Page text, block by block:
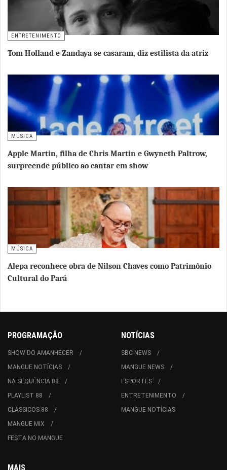
ENTRETENIMENTO
Tom Holland e Zandaya se casaram, diz estilista da atriz
MÚSICA
Apple Martin, filha de Chris Martin e Gwyneth Paltrow,
surpreende público ao cantar em show
MÚSICA
Alepa reconhece obra de Nilson Chaves como Patrimônio
Cultural do Pará
PROGRAMAÇÃO
SHOW DO AMANHECER
MANGUE NOTÍCIAS
NA SEQUÊNCIA 88
PLAYLIST 88
CLÁSSICOS 88
MANGUE MIX
FESTA NO MANGUE
NOTÍCIAS
SBC NEWS
MANGUE NEWS
ESPORTES
ENTRETENIMENTO
MANGUE NOTÍCIAS
MAIS